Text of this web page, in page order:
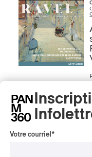
Votre courriel *